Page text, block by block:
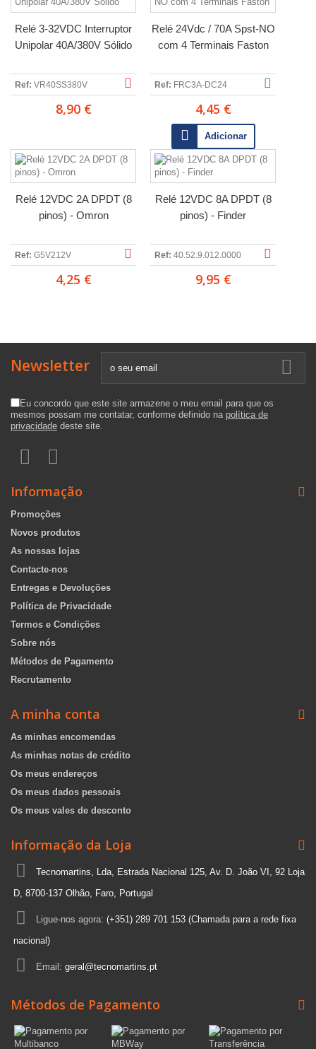
Relé 3-32VDC Interruptor
Unipolar 40A/380V Sólido
Ref: VR40SS380V
8,90 €
Relé 24Vdc / 70A Spst-NO
com 4 Terminais Faston
Ref: FRC3A-DC24
4,45 €
Adicionar
Relé 12VDC 2A DPDT (8
pinos) - Omron
Ref: G5V212V
4,25 €
Relé 12VDC 8A DPDT (8
pinos) - Finder
Ref: 40.52.9.012.0000
9,95 €
Newsletter
Eu concordo que este site armazene o meu email para que os
mesmos possam me contatar, conforme definido na política de
privacidade deste site.
Informação
Promoções
Novos produtos
As nossas lojas
Contacte-nos
Entregas e Devoluções
Política de Privacidade
Termos e Condições
Sobre nós
Métodos de Pagamento
Recrutamento
A minha conta
As minhas encomendas
As minhas notas de crédito
Os meus endereços
Os meus dados pessoais
Os meus vales de desconto
Informação da Loja
Tecnomartins, Lda, Estrada Nacional 125, Av. D. João VI, 92 Loja
D, 8700-137 Olhão, Faro, Portugal
Ligue-nos agora: (+351) 289 701 153 (Chamada para a rede fixa
nacional)
Email: geral@tecnomartins.pt
Métodos de Pagamento